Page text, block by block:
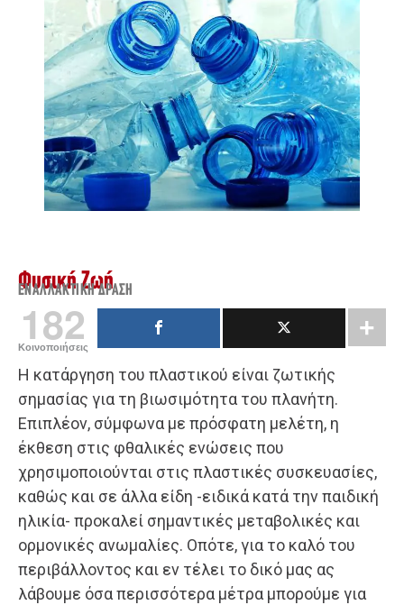
Φυσική Ζωή
ΕΝΑΛΛΑΚΤΙΚΉ ΔΡΆΣΗ
182
Κοινοποιήσεις
Η κατάργηση του πλαστικού είναι ζωτικής
σημασίας για τη βιωσιμότητα του πλανήτη.
Επιπλέον, σύμφωνα με πρόσφατη μελέτη, η
έκθεση στις φθαλικές ενώσεις που
χρησιμοποιούνται στις πλαστικές συσκευασίες,
καθώς και σε άλλα είδη -ειδικά κατά την παιδική
ηλικία- προκαλεί σημαντικές μεταβολικές και
ορμονικές ανωμαλίες. Οπότε, για τo καλό του
περιβάλλοντος και εν τέλει το δικό μας ας
λάβουμε όσα περισσότερα μέτρα μπορούμε για